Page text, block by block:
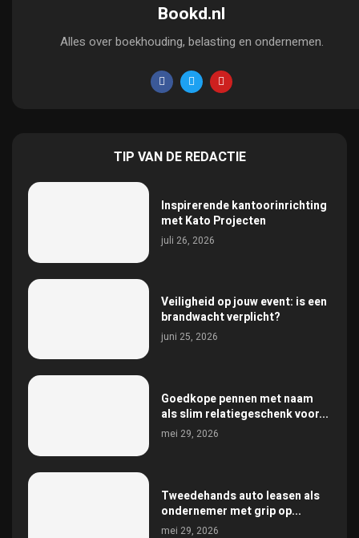
Bookd.nl
Alles over boekhouding, belasting en ondernemen.
TIP VAN DE REDACTIE
Inspirerende kantoorinrichting
met Kato Projecten
juli 26, 2026
Veiligheid op jouw event: is een
brandwacht verplicht?
juni 25, 2026
Goedkope pennen met naam
als slim relatiegeschenk voor...
mei 29, 2026
Tweedehands auto leasen als
ondernemer met grip op...
mei 29, 2026